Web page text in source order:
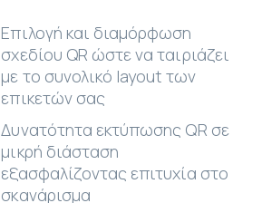
Επιλογή και διαμόρφωση
σχεδίου QR ώστε να ταιριάζει
με το συνολικό layout των
επικετών σας
Δυνατότητα εκτύπωσης QR σε
μικρή διάσταση
εξασφαλίζοντας επιτυχία στο
σκανάρισμα